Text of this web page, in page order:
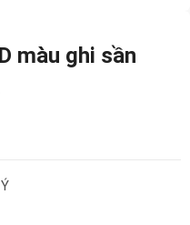
màu ghi sần